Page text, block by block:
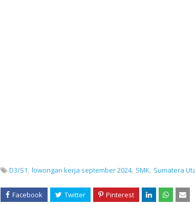
D3/S1 lowongan kerja september 2024 SMK Sumatera